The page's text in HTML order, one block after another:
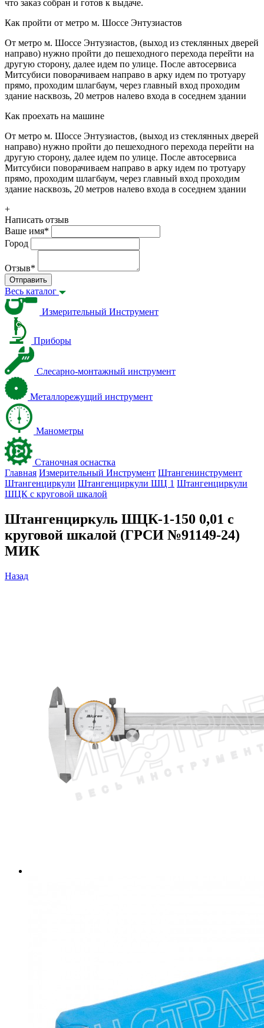
что заказ собран и готов к выдаче.
Как пройти от метро м. Шоссе Энтузиастов
От метро м. Шоссе Энтузиастов, (выход из стеклянных дверей
направо) нужно пройти до пешеходного перехода перейти на
другую сторону, далее идем по улице. После автосервиса
Митсубиси поворачиваем направо в арку идем по тротуару
прямо, проходим шлагбаум, через главный вход проходим
здание насквозь, 20 метров налево входа в соседнем здании
Как проехать на машине
От метро м. Шоссе Энтузиастов, (выход из стеклянных дверей
направо) нужно пройти до пешеходного перехода перейти на
другую сторону, далее идем по улице. После автосервиса
Митсубиси поворачиваем направо в арку идем по тротуару
прямо, проходим шлагбаум, через главный вход проходим
здание насквозь, 20 метров налево входа в соседнем здании
+
Написать отзыв
Ваше имя*
Город
Отзыв*
Отправить
Весь каталог
Измерительный Инструмент
Приборы
Слесарно-монтажный инструмент
Металлорежущий инструмент
Манометры
Станочная оснастка
Главная Измерительный Инструмент Штангенинструмент
Штангенциркули Штангенциркули ШЦ 1 Штангенциркули
ШЦК с круговой шкалой
Штангенциркуль ШЦК-1-150 0,01 с
круговой шкалой (ГРСИ №91149-24)
МИК
Назад